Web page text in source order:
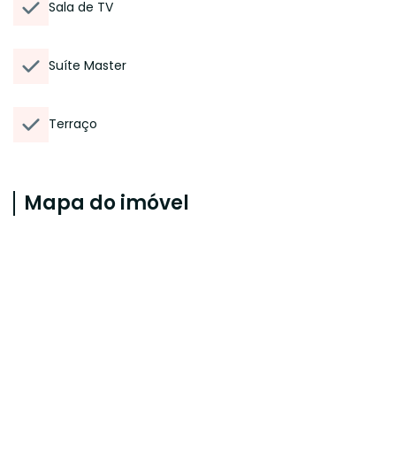
Sala de TV
Suíte Master
Terraço
Mapa do imóvel